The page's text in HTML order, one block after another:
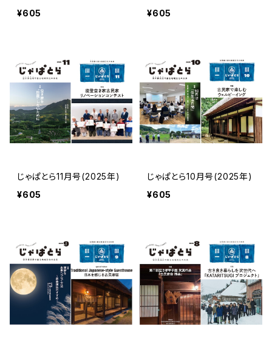
¥605
¥605
じゃぱとら11月号(2025年)
¥605
じゃぱとら10月号(2025年)
¥605